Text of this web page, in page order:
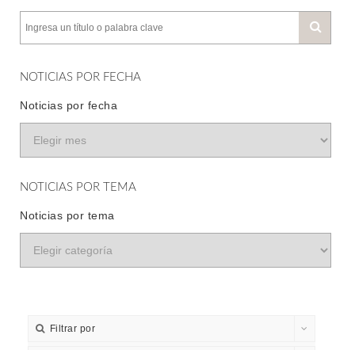
NOTICIAS POR FECHA
Noticias por fecha
NOTICIAS POR TEMA
Noticias por tema
Filtrar por